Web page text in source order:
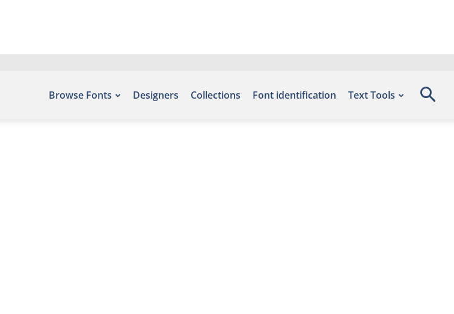
Browse Fonts Designers Collections Font identification Text Tools